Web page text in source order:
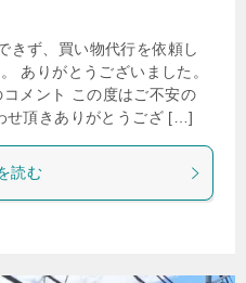
きず、買い物代行を依頼し
ありがとうございました。
メント この度はご不安の
せ頂きありがとうござ […]
読む